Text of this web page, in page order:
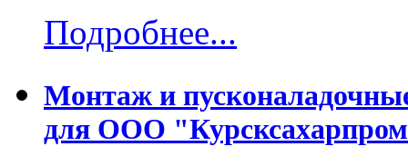
Подробнее...
Монтаж и
для ООО